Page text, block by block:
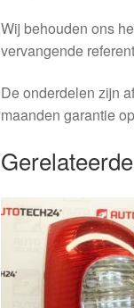
Wij behouden ons
vervangende
De onderdelen zijn
maanden garantie